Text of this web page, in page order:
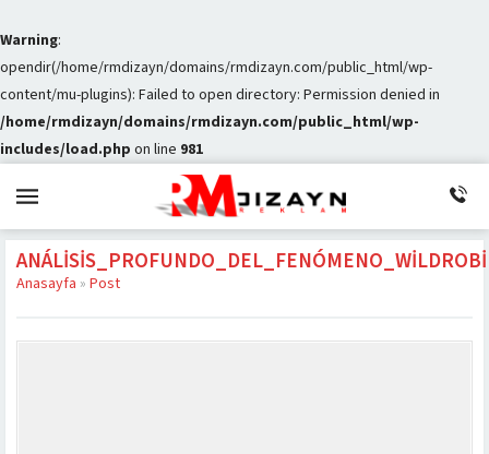
Warning:
opendir(/home/rmdizayn/domains/rmdizayn.com/public_html/wp-
content/mu-plugins): Failed to open directory: Permission denied in
/home/rmdizayn/domains/rmdizayn.com/public_html/wp-
includes/load.php on line 981
Anasayfa » Post